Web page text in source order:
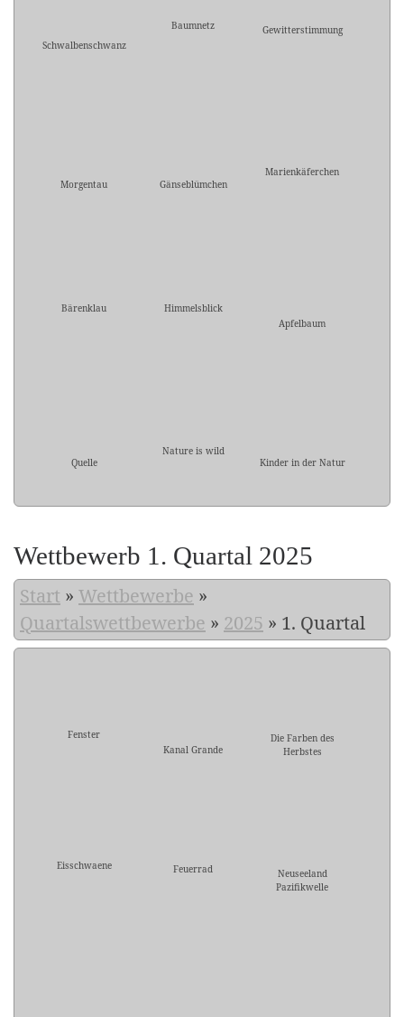
Schwalbenschwanz
Baumnetz Gewitterstimmung
Morgentau Gänseblümchen
Marienkäferchen
Bärenklau
Himmelsblick
Apfelbaum
Quelle
Nature is wild
Kinder in der Natur
Wettbewerb 1. Quartal 2025
Start » Wettbewerbe »
Quartalswettbewerbe » 2025 » 1. Quartal
Fenster
Kanal Grande
Die Farben des
Herbstes
Eisschwaene Feuerrad
Neuseeland
Pazifikwelle